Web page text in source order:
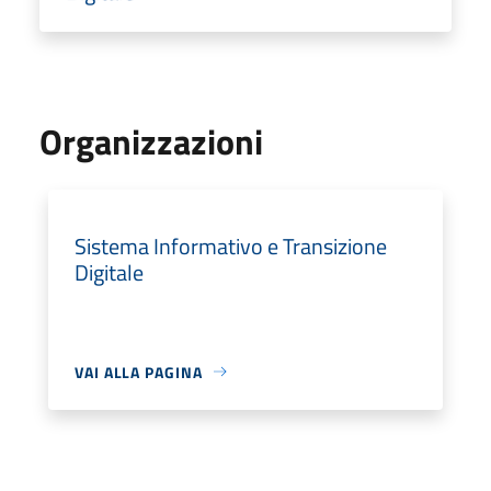
Organizzazioni
Sistema Informativo e Transizione
Digitale
VAI ALLA PAGINA